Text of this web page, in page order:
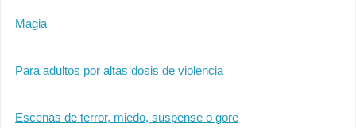
Magia
Para adultos por altas dosis de violencia
Escenas de terror, miedo, suspense o gore